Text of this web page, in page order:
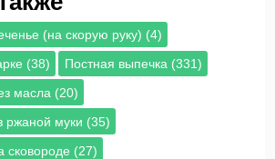
(на скорую руку) (4)
(38)
Постная выпечка (331)
масла (20)
ржаной муки (35)
сковороде (27)